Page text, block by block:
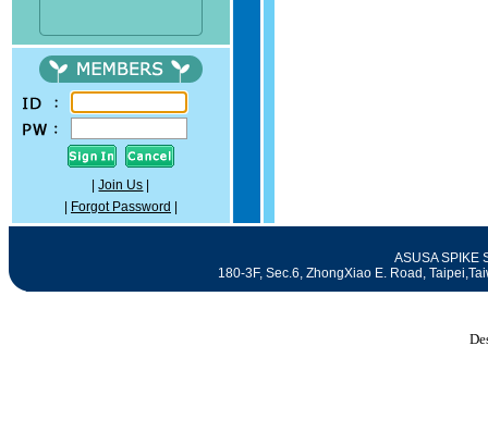
玉米類
豆類
其他蔬菜及木瓜種子
Wild Flower & Tree Seeds
Plug, Bulb and Orchid
Horticultural Supplies
|Join Us
Forgot Password
ASUSA SPIKE
180-3F, Sec.6, ZhongXiao E. Road,